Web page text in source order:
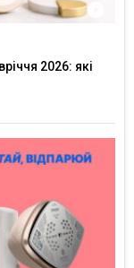
2026: які